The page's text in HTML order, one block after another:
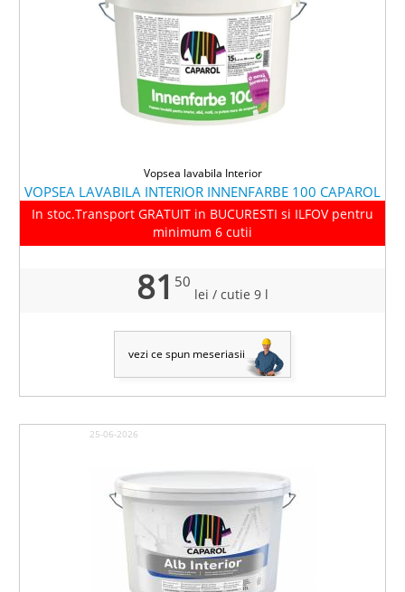
Vopsea lavabila Interior
VOPSEA LAVABILA INTERIOR INNENFARBE 100 CAPAROL
In stoc.Transport GRATUIT in BUCURESTI si ILFOV pentru
minimum 6 cutii
81 50
lei / cutie 9 l
vezi ce spun meseriasii
25-06-2026